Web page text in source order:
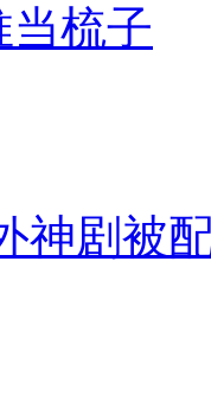
当梳子
神剧被